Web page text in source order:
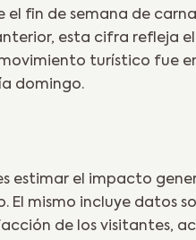
el fin de semana de
esta cifra refleja
movimiento turístico fue
domingo.
estimar el impacto
El mismo incluye datos
de los visitantes,